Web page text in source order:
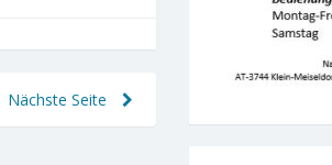
Nächste Seite